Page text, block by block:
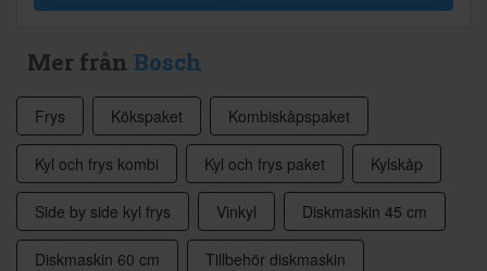
Mer från Bosch
Frys Kökspaket Kombiskåpspaket
Kyl och frys kombi Kyl och frys paket Kylskåp
Side by side kyl frys Vinkyl Diskmaskin 45 cm
Diskmaskin 60 cm Tillbehör diskmaskin